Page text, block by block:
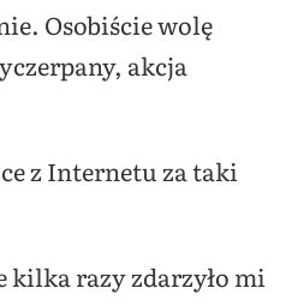
Osobiście wolę
akcja
z Internetu za taki
kilka razy zdarzyło mi